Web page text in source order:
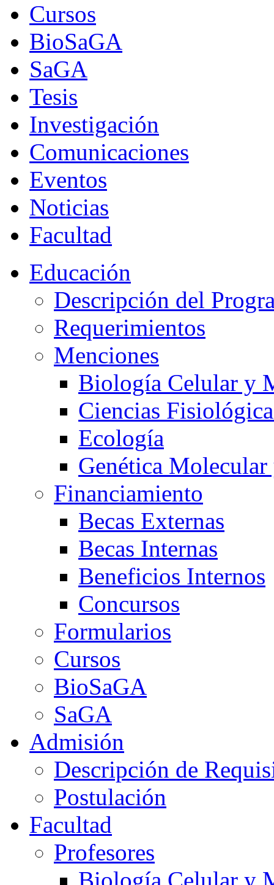
Cursos
BioSaGA
SaGA
Tesis
Investigación
Comunicaciones
Eventos
Noticias
Facultad
Educación
Descripción del
Requerimientos
Menciones
Biología Celular y
Ciencias
Ecología
Genética
Financiamiento
Becas Externas
Becas Internas
Beneficios Internos
Concursos
Formularios
Cursos
BioSaGA
SaGA
Admisión
Descripción de
Postulación
Facultad
Profesores